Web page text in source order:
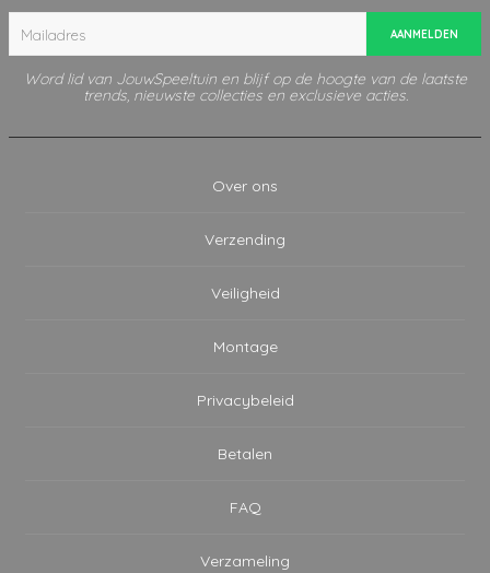
AANMELDEN
Word lid van JouwSpeeltuin en blijf op de hoogte van de laatste
trends, nieuwste collecties en exclusieve acties.
Over ons
Verzending
Veiligheid
Montage
Privacybeleid
Betalen
FAQ
Verzameling